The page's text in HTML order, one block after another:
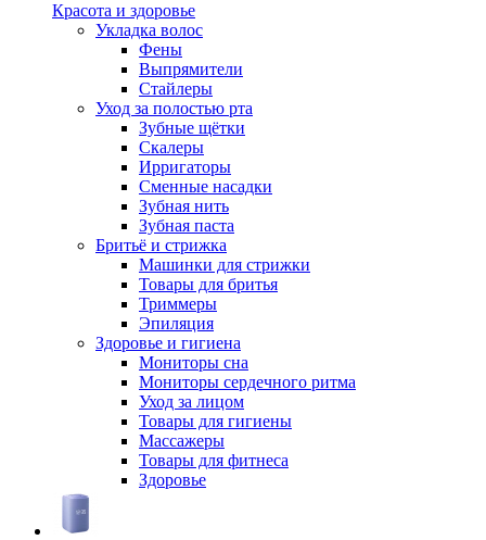
Красота и здоровье
Укладка волос
Фены
Выпрямители
Стайлеры
Уход за полостью рта
Зубные щётки
Скалеры
Ирригаторы
Сменные насадки
Зубная нить
Зубная паста
Бритьё и стрижка
Машинки для стрижки
Товары для бритья
Триммеры
Эпиляция
Здоровье и гигиена
Мониторы сна
Мониторы сердечного ритма
Уход за лицом
Товары для гигиены
Массажеры
Товары для фитнеса
Здоровье